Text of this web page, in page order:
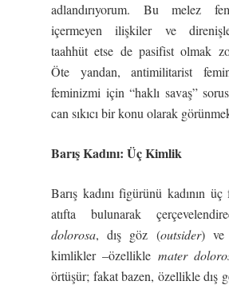
adlandırıyorum. Bu melez
içermeyen ilişkiler ve
taahhüt etse de pasifist olmak
Öte yandan, antimilitarist
feminizmi için “haklı savaş”
can sıkıcı bir konu olarak
BarışKadını: Üç Kimlik
Barış kadını figürünü kadının
atıfta bulunarak
dolorosa, dış göz (outsider) ve
kimlikler –özellikle mater
örtüşür; fakat bazen, özellikle dış